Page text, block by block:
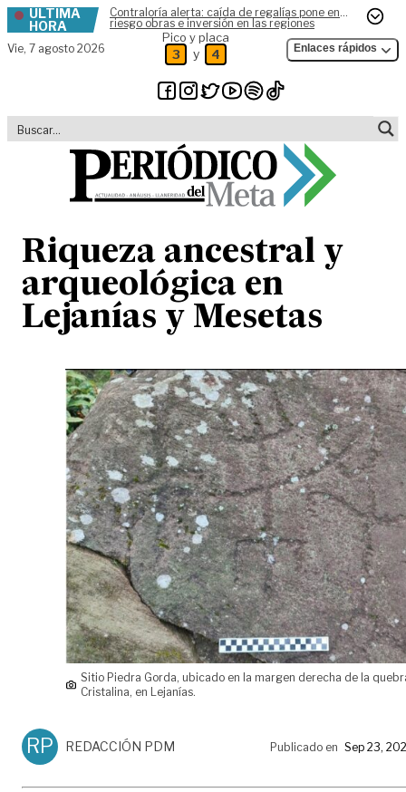
Skip to content
ÚLTIMA
HORA
Contraloría alerta: caída de regalías pone en
riesgo obras e inversión en las regiones
Vie, 7 agosto 2026
Pico y placa
3 y 4 Enlaces rápidos
Riqueza ancestral y
arqueológica en
Lejanías y Mesetas
Sitio Piedra Gorda, ubicado en la margen derecha de la
Cristalina, en Lejanías.
RP REDACCIÓN PDM Publicado en Sep 23,